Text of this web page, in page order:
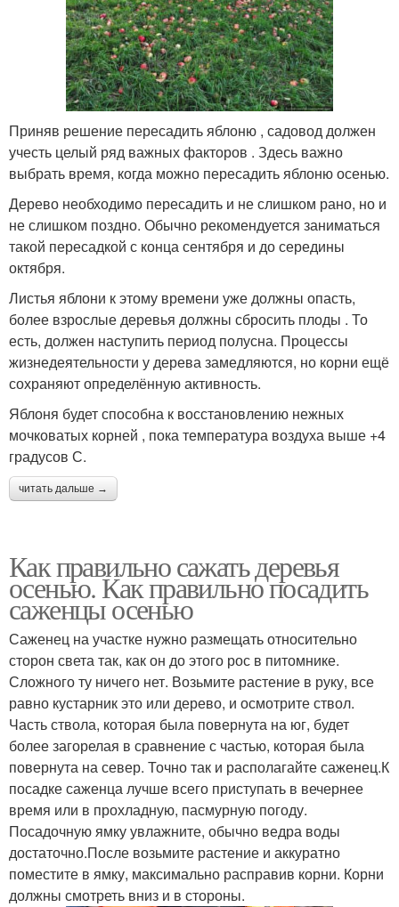
Приняв решение пересадить яблоню , садовод должен
учесть целый ряд важных факторов . Здесь важно
выбрать время, когда можно пересадить яблоню осенью.
Дерево необходимо пересадить и не слишком рано, но и
не слишком поздно. Обычно рекомендуется заниматься
такой пересадкой с конца сентября и до середины
октября.
Листья яблони к этому времени уже должны опасть,
более взрослые деревья должны сбросить плоды . То
есть, должен наступить период полусна. Процессы
жизнедеятельности у дерева замедляются, но корни ещё
сохраняют определённую активность.
Яблоня будет способна к восстановлению нежных
мочковатых корней , пока температура воздуха выше +4
градусов С.
читать дальше →
Как правильно сажать деревья
осенью. Как правильно посадить
саженцы осенью
Саженец на участке нужно размещать относительно
сторон света так, как он до этого рос в питомнике.
Сложного ту ничего нет. Возьмите растение в руку, все
равно кустарник это или дерево, и осмотрите ствол.
Часть ствола, которая была повернута на юг, будет
более загорелая в сравнение с частью, которая была
повернута на север. Точно так и располагайте саженец.К
посадке саженца лучше всего приступать в вечернее
время или в прохладную, пасмурную погоду.
Посадочную ямку увлажните, обычно ведра воды
достаточно.После возьмите растение и аккуратно
поместите в ямку, максимально расправив корни. Корни
должны смотреть вниз и в стороны.